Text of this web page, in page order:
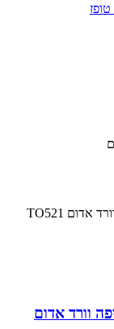
טופז
וורד אדום